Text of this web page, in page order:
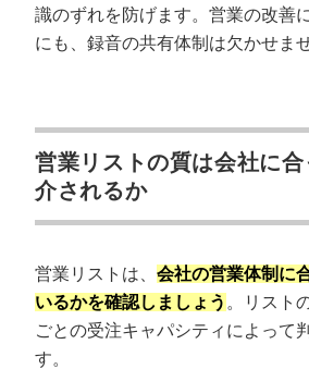
識のずれを防げます。営業の改善
にも、録音の共有体制は欠かせませ
営業リストの質は会社に
介されるか
営業リストは、 会社の営業体制に
いるかを確認しましょう 。リスト
ごとの受注キャパシティによって
す。